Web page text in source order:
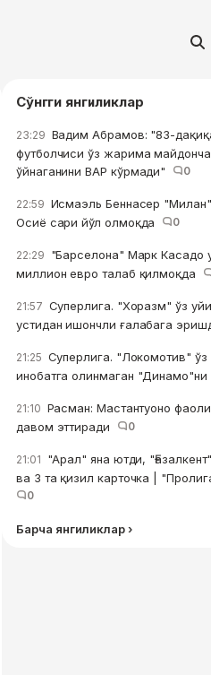
Сўнгги янгиликлар
23:29 Вадим Абрамов: "83-
футболчиси ўз жарима
ўйнаганини ВАР кўрмади"
0
22:59 Исмаэль Беннасер
Осиё сари йўл олмоқда
0
22:29 "Барселона" Марк Касадо
миллион евро талаб қилмоқда
21:57 Суперлига. "Хоразм" ўз
устидан ишончли ғалабага
21:25 Суперлига. "Локомотив"
инобатга олинмаган "Динамо"ни
21:10 Расман: Мастантуоно
давом эттиради
0
21:01 "Арал" яна ютди,
ва 3 та қизил карточка |
0
Барча янгиликлар ›